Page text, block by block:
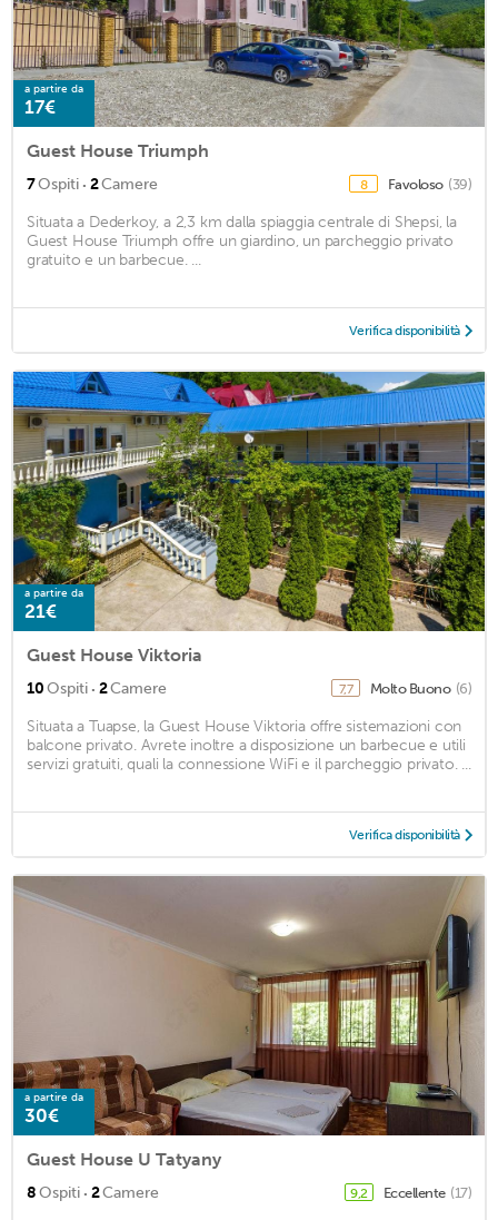
a partire da
17€
Guest House Triumph
7Ospiti · 2Camere 8 Favoloso (39)
Situata a Dederkoy, a 2,3 km dalla spiaggia centrale di Shepsi, la
Guest House Triumph offre un giardino, un parcheggio privato
gratuito e un barbecue. ...
Verifica disponibilità
a partire da
21€
Guest House Viktoria
10Ospiti · 2Camere 7,7 Molto Buono (6)
Situata a Tuapse, la Guest House Viktoria offre sistemazioni con
balcone privato. Avrete inoltre a disposizione un barbecue e utili
servizi gratuiti, quali la connessione WiFi e il parcheggio privato. ...
Verifica disponibilità
a partire da
30€
Guest House U Tatyany
8Ospiti · 2Camere 9,2 Eccellente (17)